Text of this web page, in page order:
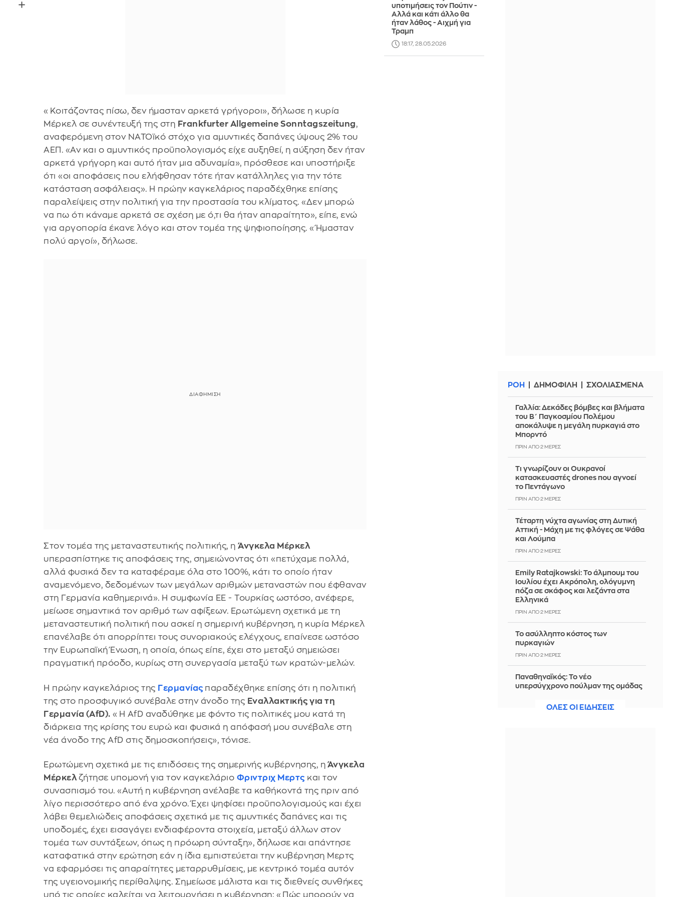
«Κοιτάζοντας πίσω, δεν ήμασταν αρκετά γρήγοροι», δήλωσε η κυρία
Μέρκελ σε συνέντευξή της στη Frankfurter Allgemeine Sonntagszeitung,
αναφερόμενη στον ΝΑΤΟϊκό στόχο για αμυντικές δαπάνες ύψους 2% του
ΑΕΠ. «Αν και ο αμυντικός προϋπολογισμός είχε αυξηθεί, η αύξηση δεν ήταν
αρκετά γρήγορη και αυτό ήταν μια αδυναμία», πρόσθεσε και υποστήριξε
ότι «οι αποφάσεις που ελήφθησαν τότε ήταν κατάλληλες για την τότε
κατάσταση ασφάλειας». Η πρώην καγκελάριος παραδέχθηκε επίσης
παραλείψεις στην πολιτική για την προστασία του κλίματος. «Δεν μπορώ
να πω ότι κάναμε αρκετά σε σχέση με ό,τι θα ήταν απαραίτητο», είπε, ενώ
για αργοπορία έκανε λόγο και στον τομέα της ψηφιοποίησης. «Ήμασταν
πολύ αργοί», δήλωσε.
Στον τομέα της μεταναστευτικής πολιτικής, ηΆνγκελα Μέρκελ
υπερασπίστηκε τις αποφάσεις της, σημειώνοντας ότι «πετύχαμε πολλά,
αλλά φυσικά δεν τα καταφέραμε όλα στο 100%, κάτι το οποίο ήταν
αναμενόμενο, δεδομένων των μεγάλων αριθμών μεταναστών που έφθαναν
στη Γερμανία καθημερινά». Η συμφωνία ΕΕ - Τουρκίας ωστόσο, ανέφερε,
μείωσε σημαντικά τον αριθμό των αφίξεων. Ερωτώμενη σχετικά με τη
μεταναστευτική πολιτική που ασκεί η σημερινή κυβέρνηση, η κυρία Μέρκελ
επανέλαβε ότι απορρίπτει τους συνοριακούς ελέγχους, επαίνεσε ωστόσο
την Ευρωπαϊκή Ένωση, η οποία, όπως είπε, έχει στο μεταξύ σημειώσει
πραγματική πρόοδο, κυρίως στη συνεργασία μεταξύ των κρατών-μελών.
Η πρώην καγκελάριος της Γερμανίας παραδέχθηκε επίσης ότι η πολιτική
της στο προσφυγικό συνέβαλε στην άνοδο της Εναλλακτικής για τη
Γερμανία (AfD). «Η AfD αναδύθηκε με φόντο τις πολιτικές μου κατά τη
διάρκεια της κρίσης του ευρώ και φυσικά η απόφασή μου συνέβαλε στη
νέα άνοδο της AfD στις δημοσκοπήσεις», τόνισε.
Ερωτώμενη σχετικά με τις επιδόσεις της σημερινής κυβέρνησης, η Άνγκελα
Μέρκελ ζήτησε υπομονή για τον καγκελάριο Φριντριχ Μερτς και τον
συνασπισμό του. «Αυτή η κυβέρνηση ανέλαβε τα καθήκοντά της πριν από
λίγο περισσότερο από ένα χρόνο. Έχει ψηφίσει προϋπολογισμούς και έχει
λάβει θεμελιώδεις αποφάσεις σχετικά με τις αμυντικές δαπάνες και τις
υποδομές, έχει εισαγάγει ενδιαφέροντα στοιχεία, μεταξύ άλλων στον
τομέα των συντάξεων, όπως η πρόωρη σύνταξη», δήλωσε και απάντησε
καταφατικά στην ερώτηση εάν η ίδια εμπιστεύεται την κυβέρνηση Μερτς
να εφαρμόσει τις απαραίτητες μεταρρυθμίσεις, με κεντρικό τομέα αυτόν
της υγειονομικής περίθαλψης. Σημείωσε μάλιστα και τις διεθνείς συνθήκες
υπό τις οποίες καλείται να λειτουργήσει η κυβέρνηση: «Πώς μπορούν να
υποτιμήσεις τον Πούτιν -
Αλλά και κάτι άλλο θα
ήταν λάθος - Αιχμή για
Τραμπ
18:17, 28.05.2026
ΡΟΗ ΔΗΜΟΦΙΛΗ ΣΧΟΛΙΑΣΜΕΝΑ
Γαλλία: Δεκάδες βόμβες και βλήματα
του Β΄ Παγκοσμίου Πολέμου
αποκάλυψε η μεγάλη πυρκαγιά στο
Μπορντό
ΠΡΙΝ ΑΠΌ 2 ΜΈΡΕΣ
Τι γνωρίζουν οι Ουκρανοί
κατασκευαστές drones που αγνοεί
το Πεντάγωνο
ΠΡΙΝ ΑΠΌ 2 ΜΈΡΕΣ
Τέταρτη νύχτα αγωνίας στη Δυτική
Αττική - Μάχη με τις φλόγες σε Ψάθα
και Λούμπα
ΠΡΙΝ ΑΠΌ 2 ΜΈΡΕΣ
Emily Ratajkowski: Το άλμπουμ του
Ιουλίου έχει Ακρόπολη, ολόγυμνη
πόζα σε σκάφος και λεζάντα στα
Ελληνικά
ΠΡΙΝ ΑΠΌ 2 ΜΈΡΕΣ
Το ασύλληπτο κόστος των
πυρκαγιών
ΠΡΙΝ ΑΠΌ 2 ΜΈΡΕΣ
Παναθηναϊκός: Το νέο
υπερσύγχρονο πούλμαν της ομάδας
ΠΡΙΝ ΑΠΌ 2 ΜΈΡΕΣΟΛΕΣ ΟΙ ΕΙΔΗΣΕΙΣ